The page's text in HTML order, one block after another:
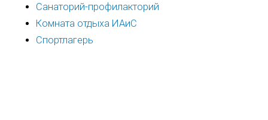
Санаторий-профилакторий
Комната отдыха ИАиС
Спортлагерь